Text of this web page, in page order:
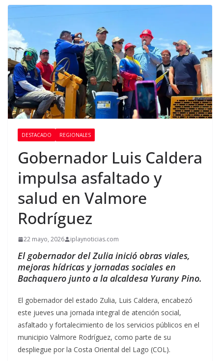
DESTACADO REGIONALES
Gobernador Luis Caldera
impulsa asfaltado y
salud en Valmore
Rodríguez
22 mayo, 2026 iplaynoticias.com
El gobernador del Zulia inició obras viales,
mejoras hídricas y jornadas sociales en
Bachaquero junto a la alcaldesa Yurany Pino.
El gobernador del estado Zulia, Luis Caldera, encabezó
este jueves una jornada integral de atención social,
asfaltado y fortalecimiento de los servicios públicos en el
municipio Valmore Rodríguez, como parte de su
despliegue por la Costa Oriental del Lago (COL).